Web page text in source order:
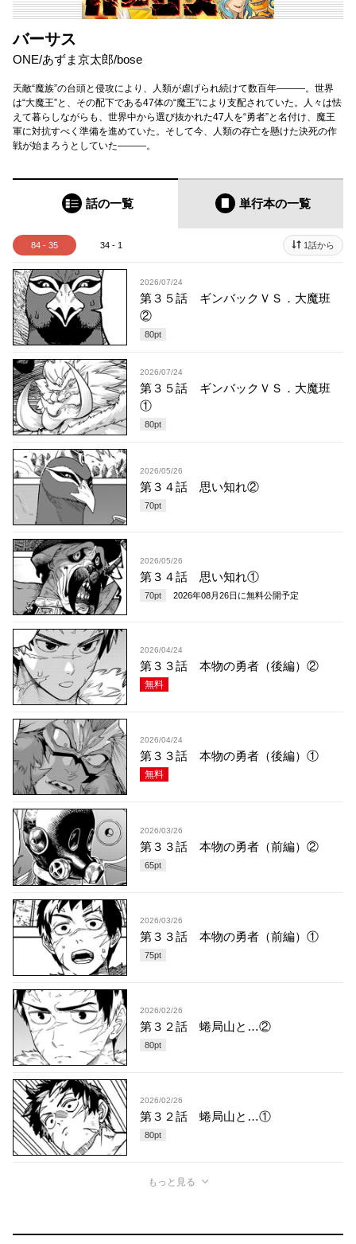
バーサス
ONE/あずま京太郎/bose
天敵“魔族”の台頭と侵攻により、人類が虐げられ続けて数百年―――。世界
は“大魔王”と、その配下である47体の“魔王”により支配されていた。人々は怯
えて暮らしながらも、世界中から選び抜かれた47人を“勇者”と名付け、魔王
軍に対抗すべく準備を進めていた。そして今、人類の存亡を懸けた決死の作
戦が始まろうとしていた―――。
話の一覧 単行本の一覧
84 - 35 34 - 1 1話から
2026/07/24
第３５話 ギンバックＶＳ．大魔班
②
80pt
2026/07/24
第３５話 ギンバックＶＳ．大魔班
①
80pt
2026/05/26
第３４話 思い知れ②
70pt
2026/05/26
第３４話 思い知れ①
70pt 2026年08月26日 に無料公開予定
2026/04/24
第３３話 本物の勇者（後編）②
無料
2026/04/24
第３３話 本物の勇者（後編）①
無料
2026/03/26
第３３話 本物の勇者（前編）②
65pt
2026/03/26
第３３話 本物の勇者（前編）①
75pt
2026/02/26
第３２話 蜷局山と…②
80pt
2026/02/26
第３２話 蜷局山と…①
80pt
もっと見る